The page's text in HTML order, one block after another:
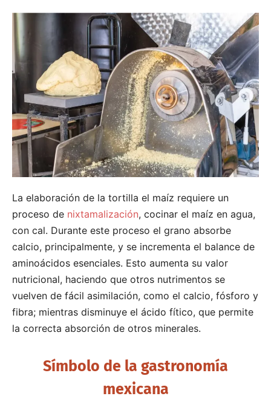
La elaboración de la tortilla el maíz requiere un
proceso de nixtamalización, cocinar el maíz en agua,
con cal. Durante este proceso el grano absorbe
calcio, principalmente, y se incrementa el balance de
aminoácidos esenciales. Esto aumenta su valor
nutricional, haciendo que otros nutrimentos se
vuelven de fácil asimilación, como el calcio, fósforo y
fibra; mientras disminuye el ácido fítico, que permite
la correcta absorción de otros minerales.
Símbolo de la gastronomía
mexicana